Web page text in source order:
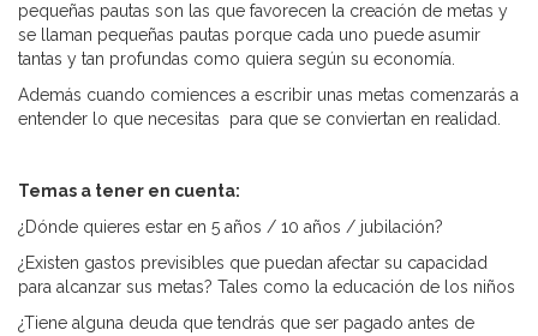
pequeñas pautas son las que favorecen la creación de metas y
se llaman pequeñas pautas porque cada uno puede asumir
tantas y tan profundas como quiera según su economía.
Además cuando comiences a escribir unas metas comenzarás a
entender lo que necesitas para que se conviertan en realidad.
Temas a tener en cuenta:
¿Dónde quieres estar en 5 años / 10 años / jubilación?
¿Existen gastos previsibles que puedan afectar su capacidad
para alcanzar sus metas? Tales como la educación de los niños
¿Tiene alguna deuda que tendrás que ser pagado antes de